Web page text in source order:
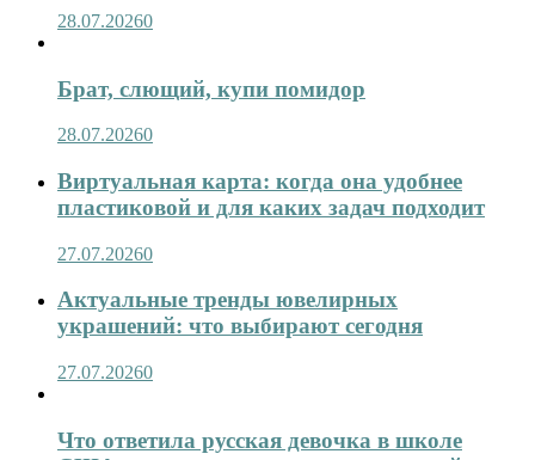
28.07.20260
Брат, слющий, купи помидор
28.07.20260
Виртуальная карта: когда она удобнее
пластиковой и для каких задач подходит
27.07.20260
Актуальные тренды ювелирных
украшений: что выбирают сегодня
27.07.20260
Что ответила русская девочка в школе